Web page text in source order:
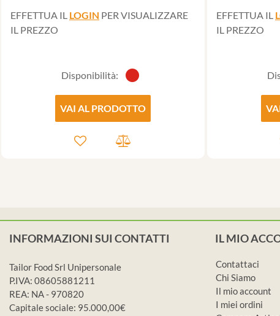
EFFETTUA IL LOGIN PER VISUALIZZARE
IL PREZZO
Disponibilità:
VAI AL PRODOTTO
EFFETTUA IL
IL PREZZO
INFORMAZIONI SUI CONTATTI
Tailor Food Srl Unipersonale
P.IVA: 08605881211
REA: NA - 970820
Capitale sociale: 95.000,00€
IL MIO
Contattaci
Chi Siamo
Il mio account
I miei ordini